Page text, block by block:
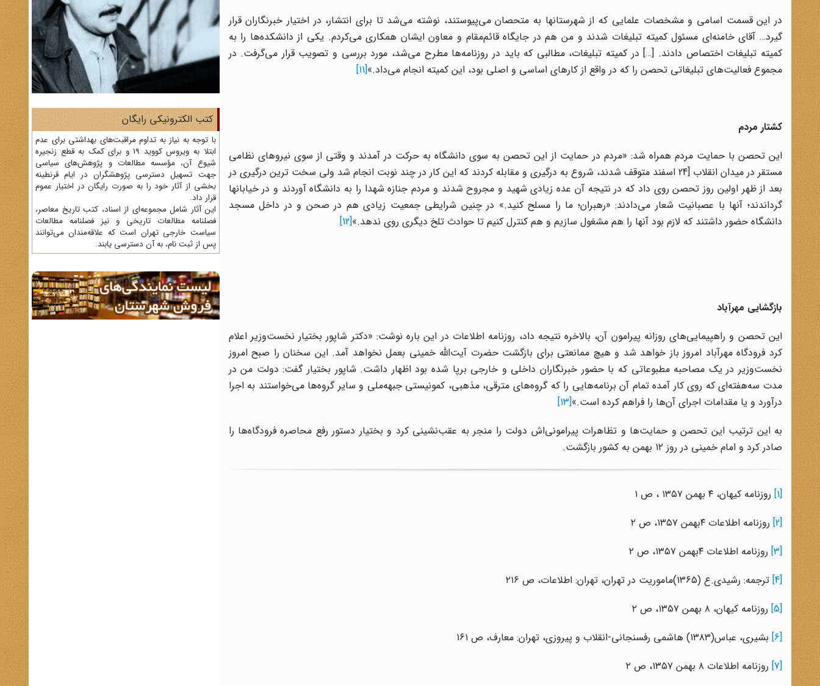
در این قسمت اسامی و مشخصات علمایی که از شهرستانها به متحصان می‌پیوستند، نوشته می‌شد تا برای انتشار، در اختیار خبرنگاران قرار
گیرد… آقای خامنه‌‌ای مسئول کمیته تبلیغات شدند و من هم در جایگاه قائم‌مقام و معاون ایشان همکاری می‌کردم. یکی از دانشکده‌ها را به
کمیته تبلیغات اختصاص دادند. […] در کمیته تبلیغات‌، مطالبی که باید در روزنامه‌ها مطرح می‌شد، مورد بررسی و تصویب قرار می‌گرفت. در
مجموع فعالیت‌های تبلیغاتی تحصن را که در واقع از کارهای اساسی و اصلی بود، این کمیته انجام می‌داد.»[11]
کشتار مردم
این تحصن با حمایت مردم همراه شد: «مردم در حمایت از این تحصن به سوی دانشگاه به حرکت در آمدند و وقتی از سوی نیروهای نظامی
مستقر در میدان انقلاب [24 اسفند متوقف شدند، شروع به درگیری و مقابله کردند که این کار در چند نوبت انجام شد ولی سخت ترین درگیری در
بعد از ظهر اولین روز تحصن روی داد که در نتیجه آن عده زیادی شهید و مجروح شدند و مردم جنازه شهدا را به دانشگاه آوردند و در خیابانها
گرداندند؛ آنها با عصبانیت شعار می‌دادند: «رهبران؛ ما را مسلح کنید.» در چنین شرایطی جمعیت زیادی هم در صحن و در داخل مسجد
دانشگاه حضور داشتند که لازم بود آنها را هم مشغول سازیم و هم کنترل کنیم تا حوادث تلخ دیگری روی ندهد.»[12]
بازگشایی مهرآباد
این تحصن و راهپیمایی‌های روزانه پیرامون آن، بالاخره نتیجه داد، روزنامه اطلاعات در این باره نوشت: «دکتر شاپور بختیار نخست‌وزیر اعلام
کرد فرودگاه مهرآباد امروز باز خواهد شد و هیچ ممانعتی برای بازگشت حضرت آیت‌الله خمینی بعمل نخواهد آمد. این سخنان را صبح امروز
نخست‌وزیر در یک مصاحبه مطبوعاتی که با حضور خبرنگاران داخلی و خارجی برپا شده بود اظهار داشت. شاپور بختیار گفت: دولت من در
مدت سه‌‌هفته‌ای که روی کار آمده تمام آن برنامه‌هایی را که گروه‌های مترقی، مذهبی، کمونیستی جبهه‌ملی و سایر گروه‌ها می‌خواستند به اجرا
درآورد و یا مقدامات اجرای آن‌ها را فراهم کرده است.»[13]
به این ترتیب این تحصن و حمایت‌ها و تظاهرات پیرامونی‌اش دولت را منجر به عقب‌نشینی کرد و بختیار دستور رفع محاصره فرودگاه‌ها را
صادر کرد و امام خمینی در روز ۱۲ بهمن به کشور بازگشت.
[1] روزنامه کیهان، ۴ بهمن ۱۳۵۷ ، ص ۱
[2]
روزنامه اطلاعات ۴بهمن ۱۳۵۷، ص ۲
[3]
روزنامه اطلاعات ۴بهمن ۱۳۵۷، ص ۲
[4]
ترجمه: رشیدی.ع (۱۳۶۵)ماموریت در تهران، تهران: اطلاعات، ص ۲۱۶
[5]
روزنامه کیهان، ۸ بهمن ۱۳۵۷، ص ۲
[6]
بشیری، عباس(۱۳۸۳) هاشمی رفسنجانی-انقلاب و پیروزی، تهران: معارف، ص ۱۶۱
[7]
روزنامه اطلاعات ۸ بهمن ۱۳۵۷، ص ۲
کتب الکترونیکی رایگان
با توجه به نیاز به تداوم مراقبت‌های بهداشتی برای عدم
ابتلا به ویروس کووید 19 و برای کمک به قطع زنجیره
شیوع آن، مؤسسه مطالعات و پژوهش‌های سیاسی
جهت تسهیل دسترسی پژوهشگران در ایام قرنطینه
بخشی از آثار خود را به صورت رایگان در اختیار عموم
قرار داد.
این آثار شامل مجموعه‌ای از اسناد، کتب تاریخ معاصر،
فصلنامه‌ مطالعات تاریخی و نیز فصلنامه مطالعات
سیاست خارجی تهران است که علاقه‌مندان می‌توانند
پس از ثبت نام، به آن دسترسی یابند.